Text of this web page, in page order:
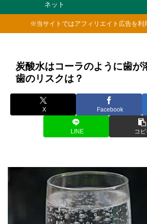
ネット
※当サイトではアフィリエイト広告を利
炭酸水はコーラのように歯が
歯のリスクは？
X Facebook
LINE コピ